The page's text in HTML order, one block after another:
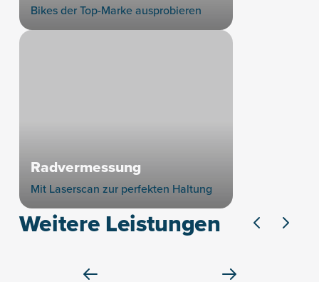
Bikes der Top-Marke ausprobieren
Radvermessung
Mit Laserscan zur perfekten Haltung
Weitere Leistungen